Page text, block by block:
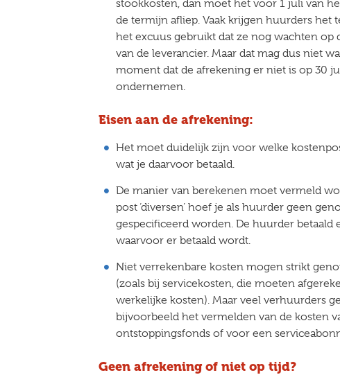
stookkosten, dan moet het voor 1 juli van
de termijn afliep. Vaak krijgen huurders het
het excuus gebruikt dat ze nog wachten op
van de leverancier. Maar dat mag dus niet
moment dat de afrekening er niet is op 30
ondernemen.
Eisen aan de afrekening:
Het moet duidelijk zijn voor welke
wat je daarvoor betaald.
De manier van berekenen moet vermeld
post ‘diversen’ hoef je als huurder geen
gespecificeerd worden. De huurder betaald
waarvoor er betaald wordt.
Niet verrekenbare kosten mogen strikt
(zoals bij servicekosten, die moeten
werkelijke kosten). Maar veel verhuurders
bijvoorbeeld het vermelden van de kosten
ontstoppingsfonds of voor een
Geen afrekening of niet op tijd?